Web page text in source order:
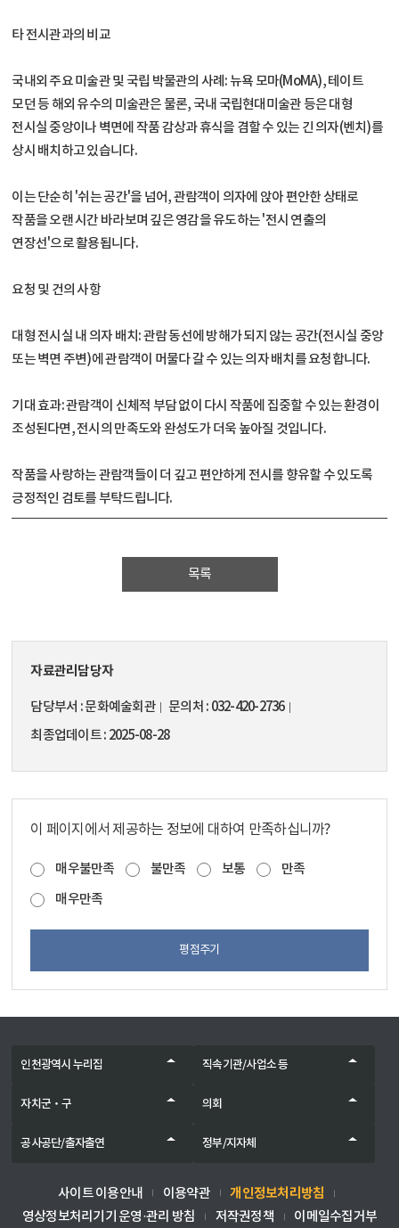
타 전시관과의 비교
국내외 주요 미술관 및 국립 박물관의 사례: 뉴욕 모마(MoMA), 테이트
모던 등 해외 유수의 미술관은 물론, 국내 국립현대미술관 등은 대형
전시실 중앙이나 벽면에 작품 감상과 휴식을 겸할 수 있는 긴 의자(벤치)를
상시 배치하고 있습니다.
이는 단순히 '쉬는 공간'을 넘어, 관람객이 의자에 앉아 편안한 상태로
작품을 오랜 시간 바라보며 깊은 영감을 유도하는 '전시 연출의
연장선'으로 활용됩니다.
요청 및 건의 사항
대형 전시실 내 의자 배치: 관람 동선에 방해가 되지 않는 공간(전시실 중앙
또는 벽면 주변)에 관람객이 머물다 갈 수 있는 의자 배치를 요청합니다.
기대 효과: 관람객이 신체적 부담 없이 다시 작품에 집중할 수 있는 환경이
조성된다면, 전시의 만족도와 완성도가 더욱 높아질 것입니다.
작품을 사랑하는 관람객들이 더 깊고 편안하게 전시를 향유할 수 있도록
긍정적인 검토를 부탁드립니다.
목록
자료관리담당자
담당부서 문화예술회관 문의처
032-420-2736
최종업데이트 2025-08-28
이 페이지에서 제공하는 정보에 대하여 만족하십니까?
매우불만족 불만족 보통
만족
매우만족
평점주기
인천광역시 누리집 직속기관/사업소 등
자치군‧구 의회
공사공단/출자출연 정부/지자체
사이트 이용안내 이용약관 개인정보처리방침
영상정보처리기기 운영·관리 방침 저작권정책 이메일수집거부